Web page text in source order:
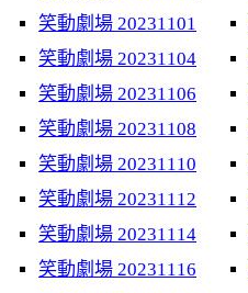
笑動劇場 20231101
笑動劇場 20231104
笑動劇場 20231106
笑動劇場 20231108
笑動劇場 20231110
笑動劇場 20231112
笑動劇場 20231114
笑動劇場 20231116